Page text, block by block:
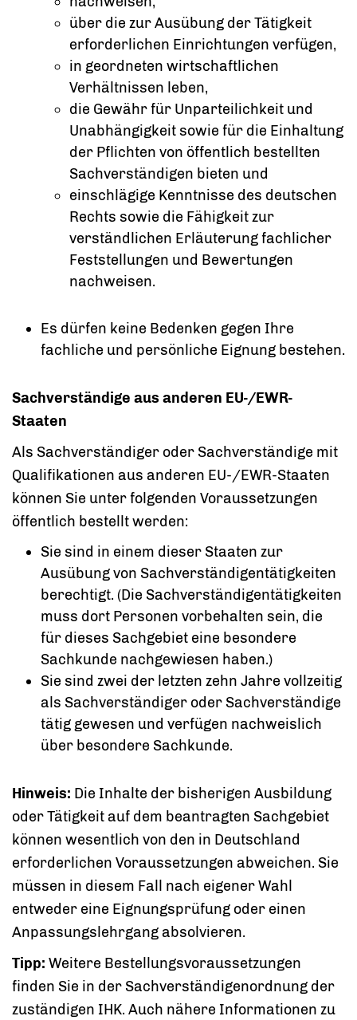
über die zur Ausübung der Tätigkeit
erforderlichen Einrichtungen verfügen,
in geordneten wirtschaftlichen
Verhältnissen leben,
die Gewähr für Unparteilichkeit und
Unabhängigkeit sowie für die Einhaltung
der Pflichten von öffentlich bestellten
Sachverständigen bieten und
einschlägige Kenntnisse des deutschen
Rechts sowie die Fähigkeit zur
verständlichen Erläuterung fachlicher
Feststellungen und Bewertungen
nachweisen.
Es dürfen keine Bedenken gegen Ihre
fachliche und persönliche Eignung bestehen.
Sachverständige aus anderen EU-/EWR-
Staaten
Als Sachverständiger oder Sachverständige mit
Qualifikationen aus anderen EU-/EWR-Staaten
können Sie unter folgenden Voraussetzungen
öffentlich bestellt werden:
Sie sind in einem dieser Staaten zur
Ausübung von Sachverständigentätigkeiten
berechtigt. (Die Sachverständigentätigkeiten
muss dort Personen vorbehalten sein, die
für dieses Sachgebiet eine besondere
Sachkunde nachgewiesen haben.)
Sie sind zwei der letzten zehn Jahre vollzeitig
als Sachverständiger oder Sachverständige
tätig gewesen und verfügen nachweislich
über besondere Sachkunde.
Hinweis: Die Inhalte der bisherigen Ausbildung
oder Tätigkeit auf dem beantragten Sachgebiet
können wesentlich von den in Deutschland
erforderlichen Voraussetzungen abweichen. Sie
müssen in diesem Fall nach eigener Wahl
entweder eine Eignungsprüfung oder einen
Anpassungslehrgang absolvieren.
Tipp: Weitere Bestellungsvoraussetzungen
finden Sie in der Sachverständigenordnung der
zuständigen IHK. Auch nähere Informationen zu